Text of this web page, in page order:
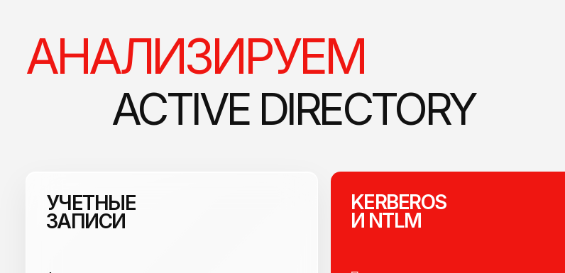
АНАЛИЗИРУЕМ
ACTIVE DIRECTORY
УЧЕТНЫЕ
ЗАПИСИ
KERBEROS
И NTLM